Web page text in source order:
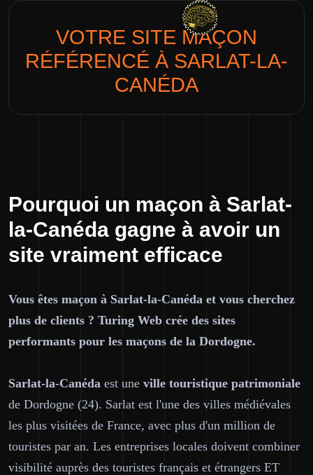
VOTRE SITE MAÇON
RÉFÉRENCÉ À SARLAT-LA-
CANÉDA
Pourquoi un maçon à Sarlat-
la-Canéda gagne à avoir un
site vraiment efficace
Vous êtes maçon à Sarlat-la-Canéda et vous cherchez
plus de clients ? Turing Web crée des sites
performants pour les maçons de la Dordogne.
Sarlat-la-Canéda est une ville touristique patrimoniale
de Dordogne (24). Sarlat est l'une des villes médiévales
les plus visitées de France, avec plus d'un million de
touristes par an. Les entreprises locales doivent combiner
visibilité auprès des touristes français et étrangers ET